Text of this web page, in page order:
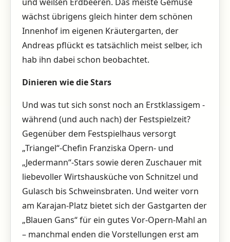
wächst übrigens gleich hinter dem schönen
Innenhof im eigenen Kräuter­garten, der
Andreas pflückt es tatsächlich meist selber, ich
hab ihn dabei schon beobachtet.
Dinieren wie die Stars
Und was tut sich sonst noch an Erstklassigem ­
während (und auch nach) der Festspielzeit?
Gegenüber dem Festspielhaus versorgt
„Triangel“-Chefin Franziska Opern- und
„Jedermann“-Stars sowie deren Zuschauer mit
liebevoller Wirtshausküche von Schnitzel und
Gulasch bis Schweinsbraten. Und weiter vorn
am Karajan-Platz bietet sich der Gastgarten der
„Blauen Gans“ für ein gutes Vor-Opern-Mahl an
– manchmal enden die Vorstellungen erst am